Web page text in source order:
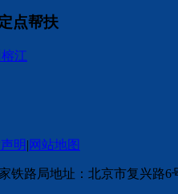
点帮扶
江
明|网站地图
铁路局地址：北京市复兴路6